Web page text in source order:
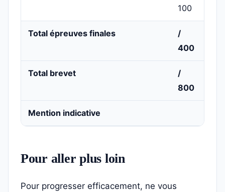
100
Total épreuves finales
/
400
Total brevet
/
800
Mention indicative
Pour aller plus loin
Pour progresser efficacement, ne vous